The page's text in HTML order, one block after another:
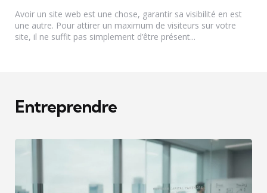
Avoir un site web est une chose, garantir sa visibilité en est
une autre. Pour attirer un maximum de visiteurs sur votre
site, il ne suffit pas simplement d’être présent...
Entreprendre